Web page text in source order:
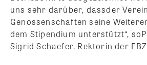
uns sehr darüber, dassder
Genossenschaften seine
dem Stipendium unterstützt“,
Sigrid Schaefer, Rektorin der